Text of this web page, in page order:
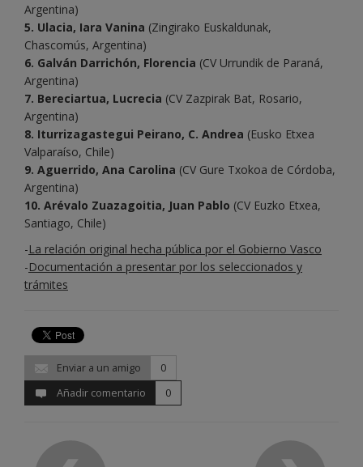
Argentina)
5. Ulacia, Iara Vanina (Zingirako Euskaldunak,
Chascomús, Argentina)
6. Galván Darrichón, Florencia (CV Urrundik de Paraná,
Argentina)
7. Bereciartua, Lucrecia (CV Zazpirak Bat, Rosario,
Argentina)
8. Iturrizagastegui Peirano, C. Andrea (Eusko Etxea
Valparaíso, Chile)
9. Aguerrido, Ana Carolina (CV Gure Txokoa de Córdoba,
Argentina)
10. Arévalo Zuazagoitia, Juan Pablo (CV Euzko Etxea,
Santiago, Chile)
-La relación original hecha pública por el Gobierno Vasco
-Documentación a presentar por los seleccionados y
trámites
Enviar a un amigo
0
Añadir comentario
0